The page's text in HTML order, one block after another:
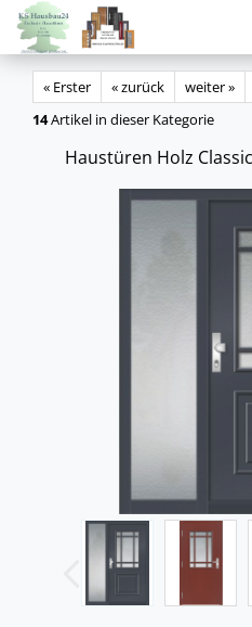
« Erster « zurück weiter »
14Artikel in dieser Kategorie
Haus­tü­ren Holz